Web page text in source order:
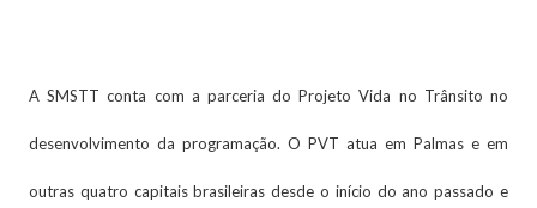
A SMSTT conta com a parceria do Projeto Vida no Trânsito no
desenvolvimento da programação. O PVT atua em Palmas e em
outras quatro capitais brasileiras desde o início do ano passado e